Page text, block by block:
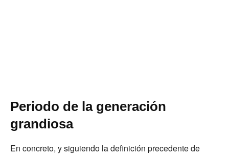
Periodo de la generación
grandiosa
En concreto, y siguiendo la definición precedente de